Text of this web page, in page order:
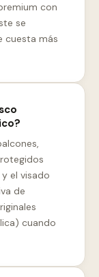
con
se
cuesta más
el visado
de
cuando